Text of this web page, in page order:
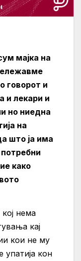
мајка на
говорот и
и лекари и
но ниедна
на
што ја има
како
нема
кај
кои не му
упатија кон